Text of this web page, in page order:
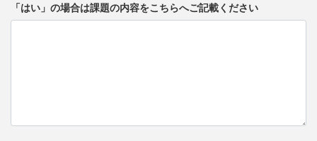
「はい」の場合は課題の内容をこちらへご記載ください